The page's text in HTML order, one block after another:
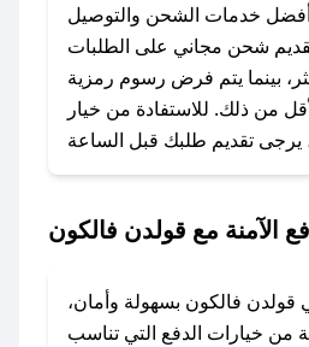
عبر تويتر أو البريد الإلكتروني
لإضافته بسرعة.
### كيفية استخدام كود خصم قولدن فالكون؟
1. انسخ كود الخصم من تطبيق صحصح.
2. الصقه في خانة الدفع عند التسوق من قولدن
مع فريق دعم صحصح عبر
على تويتر أو البريد الإلكتروني،
خدمات الشحن والتوصيل
شحن مجاني على الطلبات
بينما يتم فرض رسوم رمزية
من ذلك. للاستفادة من خيار
الآمنة مع قولدن فالكون
قولدن فالكون بسهولة وأمان،
من خيارات الدفع التي تناسب